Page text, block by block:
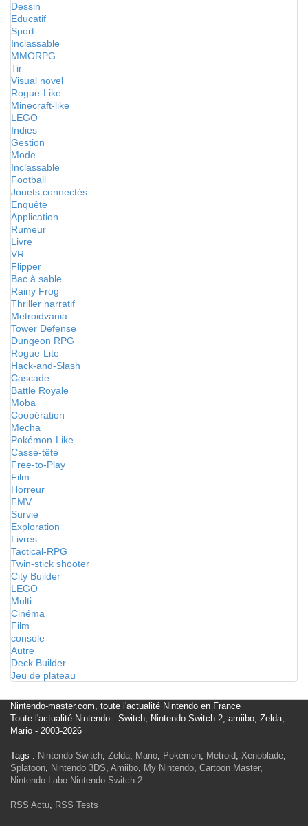
Dessin
Educatif
Sport
Inclassable
MMORPG
Tir
Visual novel
Rogue-Like
Minecraft-like
LEGO
Indies
Gestion
Mode
Inclassable
Football
Jouets connectés
Enquête
Application
Rumeur
Livre
VR
Flipper
Bac à sable
Rainy Frog
Thriller narratif
Metroidvania
Tower Defense
Dungeon RPG
Rogue-Lite
Hack-and-Slash
Cascade
Battle Royale
Moba
Coopération
Mecha
Pokémon-Like
Casse-tête
Free-to-Play
Film
Horreur
FMV
Survie
Exploration
Livres
Tactical-RPG
Twin-stick shooter
City Builder
LEGO
Multi
Cinéma
Film
console
Autre
Deck Builder
Jeu de plateau
Nintendo-master.com, toute l'actualité Nintendo en France
Toute l'actualité Nintendo : Switch, Nintendo Switch 2, amiibo, Zelda,
Mario - 2003-2026
Tags : Nintendo Switch, Zelda, Mario, Pokémon, Metroid, Xenoblade,
Splatoon, Nintendo 3DS, Amiibo, My Nintendo, Cartoon Master,
Nintendo Labo Nintendo Switch 2
RSS Actu, RSS Tests